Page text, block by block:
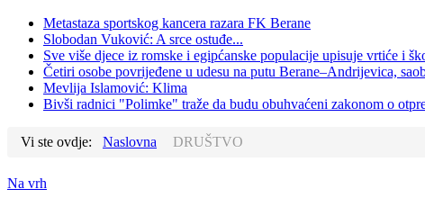
Metastaza sportskog kancera razara FK Berane
Slobodan Vuković: A srce ostuđe...
Sve više djece iz romske i egipćanske populacije upisuje vrtiće i
Četiri osobe povrijeđene u udesu na putu Berane–Andrijevica,
Mevlija Islamović: Klima
Bivši radnici "Polimke" traže da budu obuhvaćeni zakonom o
Vi ste ovdje: Naslovna DRUŠTVO
Na vrh